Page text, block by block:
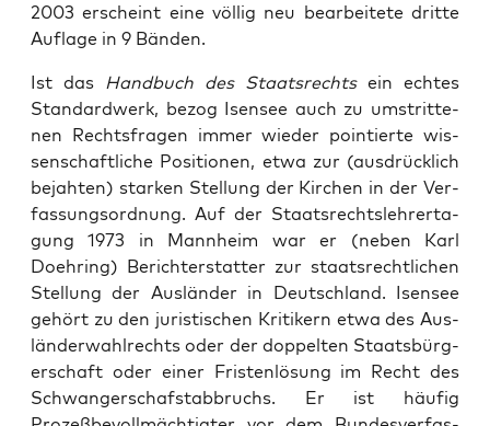
2003 erscheint eine völ­lig neu bear­beit­ete dritte
Auflage in 9 Bän­den.
Ist das Hand­buch des Staat­srechtsein echt­es
Stan­dard­w­erk, bezog Isensee auch zu umstrit­te­
nen Rechts­fra­gen immer wieder pointierte wis­
senschaftliche Posi­tio­nen, etwa zur (aus­drück­lich
bejaht­en) starken Stel­lung der Kirchen in der Ver­
fas­sung­sor­d­nung. Auf der Staat­srecht­slehrerta­
gung 1973 in Mannheim war er (neben Karl
Doehring) Berichter­stat­ter zur staat­srechtlichen
Stel­lung der Aus­län­der in Deutsch­land. Isensee
gehört zu den juris­tis­chen Kri­tik­ern etwa des Aus­
län­der­wahlrechts oder der dop­pel­ten Staats­bürg­
er­schaft oder ein­er Fris­ten­lö­sung im Recht des
Schwanger­schaf­stab­bruchs. Er ist häu­fig